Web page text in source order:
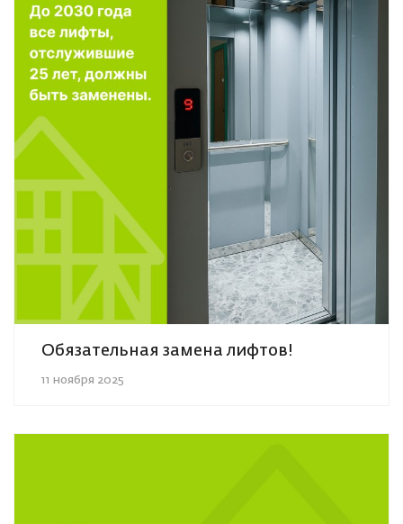
Обязательная замена лифтов!
11 ноября 2025